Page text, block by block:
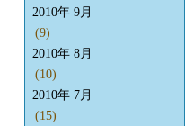
2010年 9月
(9)
2010年 8月
(10)
2010年 7月
(15)